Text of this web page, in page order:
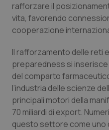
Sicilia
Toscana
Umbria
Valle D’Aosta
Veneto
Neuroscienze &
Obesità
Oftalmologia
Oncodermatologia
Oncoematologia
rafforzare il
vita, favorendo
cooperazione
Il rafforzamento delle reti
preparedness si
del comparto
l’industria delle scienze
principali motori della
70 miliardi di export.
questo settore come uno